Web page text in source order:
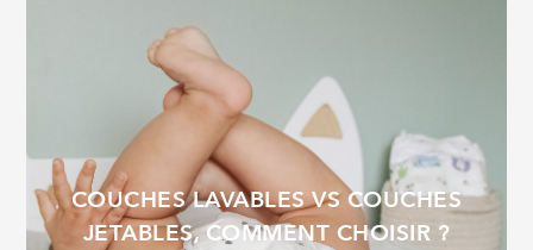
COUCHES LAVABLES VS COUCHES
JETABLES, COMMENT CHOISIR ?